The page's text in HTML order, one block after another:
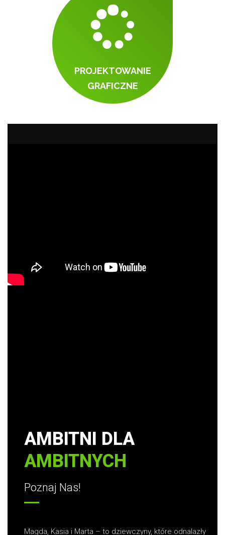
PROJEKTOWANIE
GRAFICZNE
AMBITNI DLA
AMBITNYCH
Poznaj Nas!
Magda, Kasia i Marta – to dziewczyny, które odnalazły